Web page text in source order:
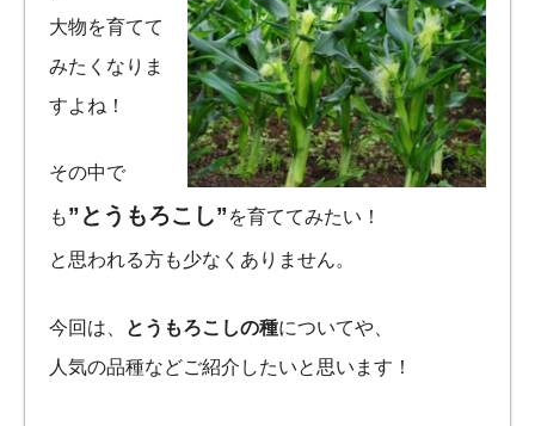
大物を育てて
みたくなりま
すよね！
その中で
も”とうもろこし” を育ててみたい！
と思われる方も少なくありません。
今回は、 とうもろこしの種についてや、
人気の品種などご紹介したいと思います！